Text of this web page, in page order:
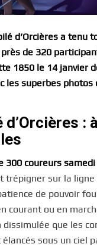
d’Orcières a tenu
de 320
1850 le 14 janvier
les superbes photos
:
300 coureurs
trépigner sur la ligne
de pouvoir
courant ou en
dissimulée que les
élancés sous un ciel